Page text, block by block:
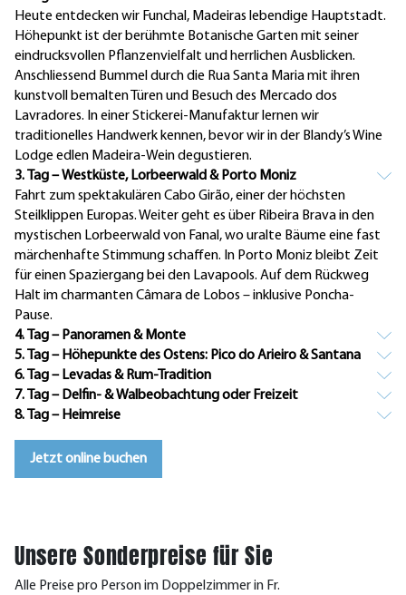
Heute entdecken wir Funchal, Madeiras lebendige Hauptstadt.
Höhepunkt ist der berühmte Botanische Garten mit seiner
eindrucksvollen Pflanzenvielfalt und herrlichen Ausblicken.
Anschliessend Bummel durch die Rua Santa Maria mit ihren
kunstvoll bemalten Türen und Besuch des Mercado dos
Lavradores. In einer Stickerei-Manufaktur lernen wir
traditionelles Handwerk kennen, bevor wir in der Blandy’s Wine
Lodge edlen Madeira-Wein degustieren.
3. Tag – Westküste, Lorbeerwald & Porto Moniz
Fahrt zum spektakulären Cabo Girão, einer der höchsten
Steilklippen Europas. Weiter geht es über Ribeira Brava in den
mystischen Lorbeerwald von Fanal, wo uralte Bäume eine fast
märchenhafte Stimmung schaffen. In Porto Moniz bleibt Zeit
für einen Spaziergang bei den Lavapools. Auf dem Rückweg
Halt im charmanten Câmara de Lobos – inklusive Poncha-
Pause.
4. Tag – Panoramen & Monte
5. Tag – Höhepunkte des Ostens: Pico do Arieiro & Santana
6. Tag – Levadas & Rum-Tradition
7. Tag – Delfin- & Walbeobachtung oder Freizeit
8. Tag – Heimreise
Jetzt online buchen
Unsere Sonderpreise für Sie
Alle Preise pro Person im Doppelzimmer in Fr.